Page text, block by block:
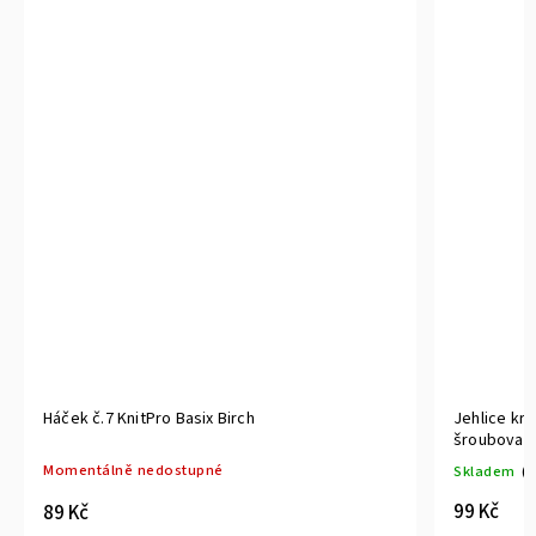
Jehlice kruhové č.6 KnitPro Basix Birch
Skladem (2 ks)